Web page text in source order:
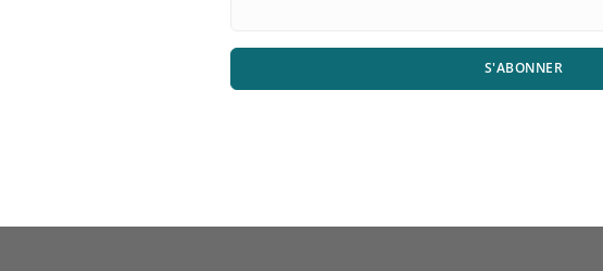
S'ABONNER